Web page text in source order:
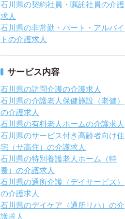
石川県の契約社員・嘱託社員の介護
求人
石川県の非常勤・パート・アルバイ
トの介護求人
サービス内容
石川県の訪問介護の介護求人
石川県の介護老人保健施設（老健）
の介護求人
石川県の有料老人ホームの介護求人
石川県のサービス付き高齢者向け住
宅（サ高住）の介護求人
石川県の特別養護老人ホーム（特
養）の介護求人
石川県の通所介護（デイサービス）
の介護求人
石川県のデイケア（通所リハ）の介
護求人